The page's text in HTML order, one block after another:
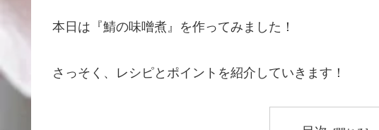
本日は『鯖の味噌煮』を作ってみました！
さっそく、レシピとポイントを紹介していきます！